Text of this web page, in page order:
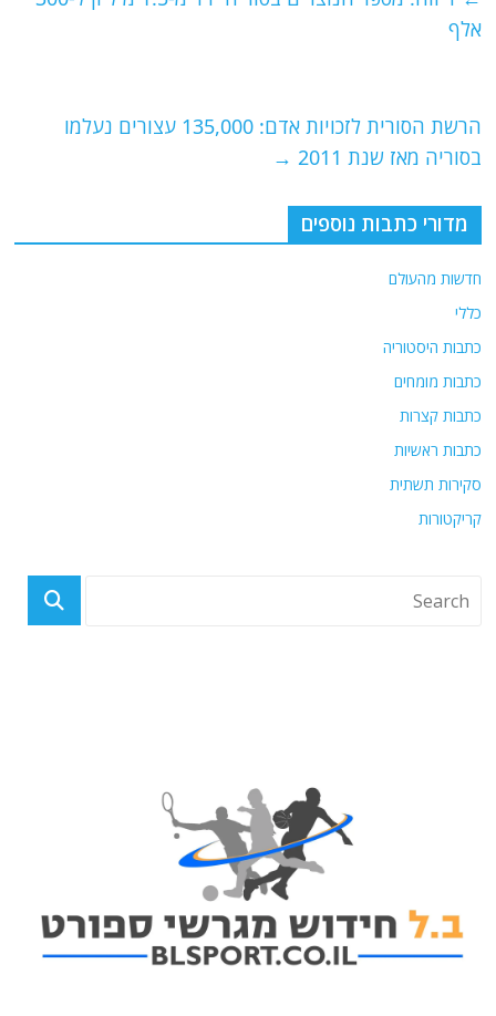
k
אלף
הרשת הסורית לזכויות אדם: 135,000 עצורים נעלמו
בסוריה מאז שנת 2011
→
מדורי כתבות נוספים
חדשות מהעולם
כללי
כתבות היסטוריה
כתבות מומחים
כתבות קצרות
כתבות ראשיות
סקירות תשתית
קריקטורות